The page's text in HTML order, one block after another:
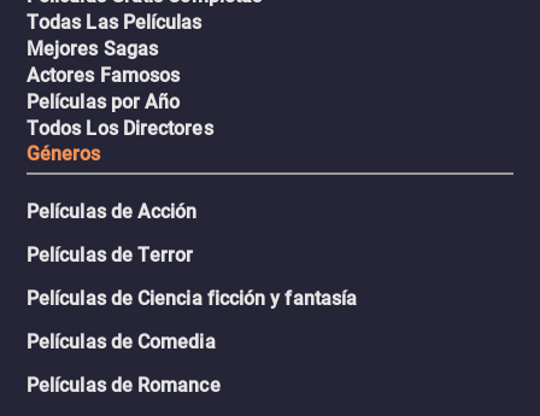
Todas Las Películas
Mejores Sagas
Actores Famosos
Películas por Año
Todos Los Directores
Géneros
Películas de Acción
Películas de Terror
Películas de Ciencia ficción y fantasía
Películas de Comedia
Películas de Romance